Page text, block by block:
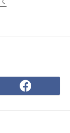
で